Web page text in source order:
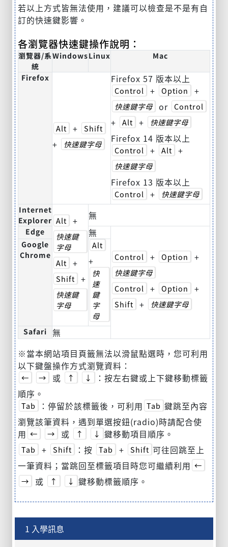
若以上方式皆無法使用，建議可以檢查是不是有自
訂的快速鍵影響。
各瀏覽器快速鍵操作說明：
瀏覽器/系
統
WindowsLinux Mac
Firefox
Alt + Shift
+ 快速鍵字母
Firefox 57 版本以上
Control + Option +
快速鍵字母 or Control
+ Alt + 快速鍵字母
Firefox 14 版本以上
Control + Alt +
快速鍵字母
Firefox 13 版本以上
Control + 快速鍵字母
Internet
Explorer Alt +
快速鍵
字母
Alt
+
Shift +
快速鍵
字母
無
Edge 無
Control + Option +
快速鍵字母
Control
+ Option +
Shift + 快速鍵字母
Google
Chrome
Alt
+
快
速
鍵
字
母
Safari
無
※當本網站項目頁籤無法以滑鼠點選時，您可利用
以下鍵盤操作方式瀏覽資料：
← → 或 ↑ ↓
：按左右鍵或上下鍵移動標籤
順序。
Tab ：停留於該標籤後，可利用 Tab 鍵跳至內容
瀏覽該筆資料，遇到單選按鈕(radio)時請配合使
用 ← → 或 ↑ ↓ 鍵移動項目順序。
Tab + Shift ：按 Tab + Shift 可往回跳至上
一筆資料；當跳回至標籤項目時您可繼續利用 ←
→
或 ↑ ↓ 鍵移動標籤順序。
1 入學訊息